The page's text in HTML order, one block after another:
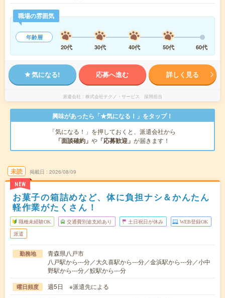
職場の雰囲気
年齢層
20代
30代 40代 50代 60代
気になる! 応募へ進む 詳しく見る
派遣会社 株式会社テクノ・サービス 採用担当
興味があったら「★気になる！」をタップ！
「気になる！」を押しておくと、派遣会社から
「面談確約」 や 「応募歓迎」 が届きます！
未読
NEW
掲載日 2026/08/09
お菓子の箱詰めなど、体に負担ナシ＆かんたん
軽作業がたくさん！
職種未経験OK 交通費別途支給あり 土日祝日が休み WEB登録OK
派遣
勤務地
青森県八戸市
八戸駅から---分／大久喜駅から---分／金浜駅から---分／小中
野駅から---分／鮫駅から---分
曜日頻度 週5日 ※派遣先による